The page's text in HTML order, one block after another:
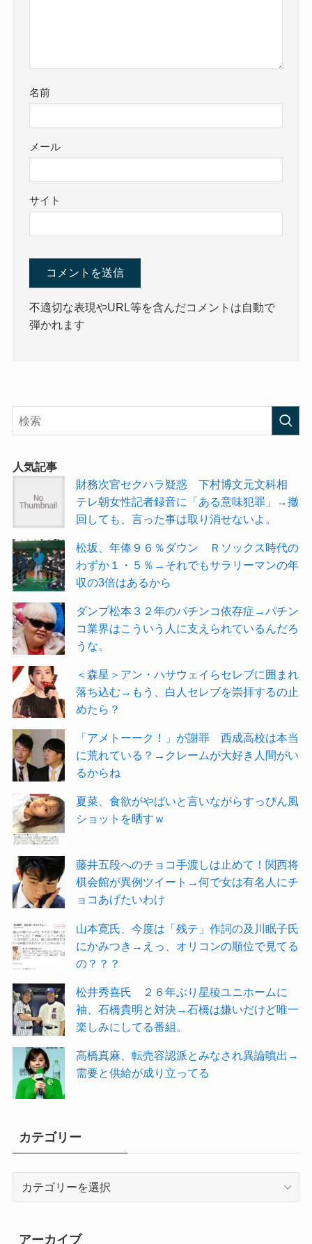
名前
メール
サイト
不適切な表現やURL等を含んだコメントは自動で
弾かれます
人気記事
財務次官セクハラ疑惑 下村博文元文科相
テレ朝女性記者録音に「ある意味犯罪」→撤
回しても、言った事は取り消せないよ。
松坂、年俸９６％ダウン Ｒソックス時代の
わずか１・５％→それでもサラリーマンの年
収の3倍はあるから
ダンプ松本３２年のパチンコ依存症→パチン
コ業界はこういう人に支えられているんだろ
うな。
＜森星＞アン・ハサウェイらセレブに囲まれ
落ち込む→もう、白人セレブを崇拝するの止
めたら？
「アメトーーク！」が謝罪 西成高校は本当
に荒れている？→クレームが大好き人間がい
るからね
夏菜、食欲がやばいと言いながらすっぴん風
ショットを晒すｗ
藤井五段へのチョコ手渡しは止めて！関西将
棋会館が異例ツイート→何で女は有名人にチ
ョコあげたいわけ
山本寛氏、今度は「残テ」作詞の及川眠子氏
にかみつき→えっ、オリコンの順位で見てる
の？？？
松井秀喜氏 ２６年ぶり星稜ユニホームに
袖、石橋貴明と対決→石橋は嫌いだけど唯一
楽しみにしてる番組。
高橋真麻、転売容認派とみなされ異論噴出→
需要と供給が成り立ってる
カテゴリー
リ
アーカイブ